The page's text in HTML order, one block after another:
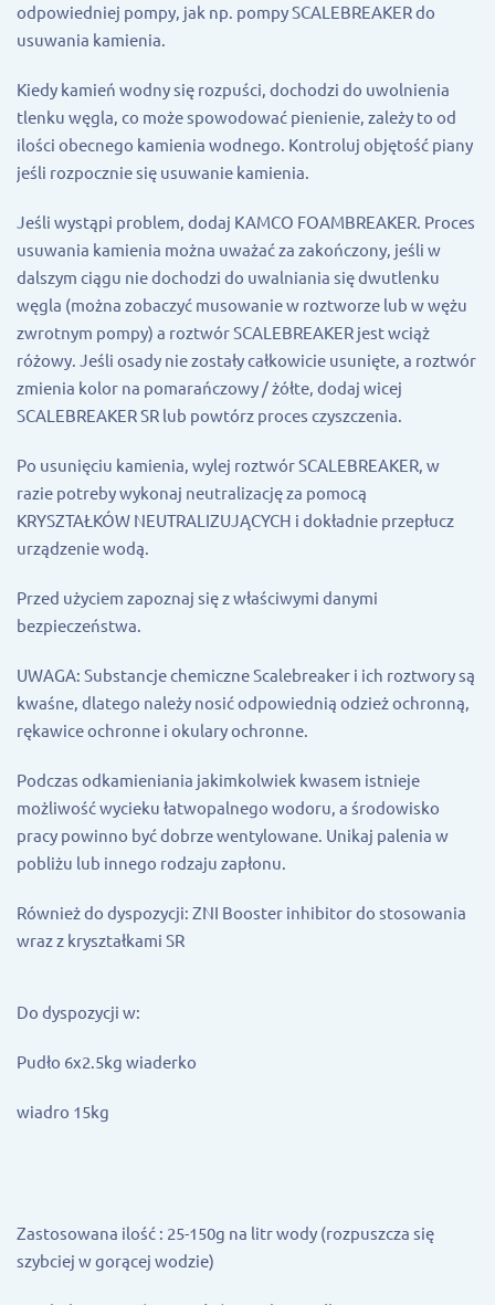
odpowiedniej pompy, jak np. pompy SCALEBREAKER do
usuwania kamienia.
Kiedy kamień wodny się rozpuści, dochodzi do uwolnienia
tlenku węgla, co może spowodować pienienie, zależy to od
ilości obecnego kamienia wodnego. Kontroluj objętość piany
jeśli rozpocznie się usuwanie kamienia.
Jeśli wystąpi problem, dodaj KAMCO FOAMBREAKER. Proces
usuwania kamienia można uważać za zakończony, jeśli w
dalszym ciągu nie dochodzi do uwalniania się dwutlenku
węgla (można zobaczyć musowanie w roztworze lub w wężu
zwrotnym pompy) a roztwór SCALEBREAKER jest wciąż
różowy. Jeśli osady nie zostały całkowicie usunięte, a roztwór
zmienia kolor na pomarańczowy / żółte, dodaj wicej
SCALEBREAKER SR lub powtórz proces czyszczenia.
Po usunięciu kamienia, wylej roztwór SCALEBREAKER, w
razie potreby wykonaj neutralizację za pomocą
KRYSZTAŁKÓW NEUTRALIZUJĄCYCH i dokładnie przepłucz
urządzenie wodą.
Przed użyciem zapoznaj się z właściwymi danymi
bezpieczeństwa.
UWAGA: Substancje chemiczne Scalebreaker i ich roztwory są
kwaśne, dlatego należy nosić odpowiednią odzież ochronną,
rękawice ochronne i okulary ochronne.
Podczas odkamieniania jakimkolwiek kwasem istnieje
możliwość wycieku łatwopalnego wodoru, a środowisko
pracy powinno być dobrze wentylowane. Unikaj palenia w
pobliżu lub innego rodzaju zapłonu.
Również do dyspozycji: ZNI Booster inhibitor do stosowania
wraz z kryształkami SR
Do dyspozycji w:
Pudło 6x2.5kg wiaderko
wiadro 15kg
Zastosowana ilość : 25-150g na litr wody (rozpuszcza się
szybciej w gorącej wodzie)